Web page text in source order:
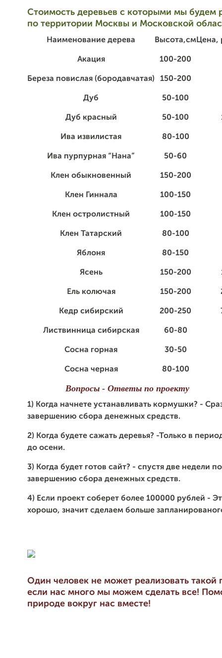
Стоимость деревьев с которыми мы будем
по территории Москвы и Московской
Наименование дерева Высота,см Цена,
Акация 100-200
Береза повислая (бородавчатая) 150-200
Дуб 50-100
Дуб красный 50-100
Ива извилистая 80-100
Ива пурпурная “Нана” 50-60
Клен обыкновенный 150-200
Клен Гиннала 100-150
Клен остролистный 100-150
Клен Татарский 80-100
Яблоня 80-150
Ясень 150-200
Ель колючая 150-200
Кедр сибирский 200-250
Листвинница сибирская 60-80
Сосна горная 30-50
Сосна черная 80-100
Вопросы - Ответы по проекту
1) Когда начнете устанавливать кормушки? -
завершению сбора денежных средств.
2) Когда будете сажать деревья? -Только в
до осени.
3) Когда будет готов сайт? - спустя две недели
завершению сбора денежных средств.
4) Если проект соберет более 100000 рублей -
хорошо, значит сделаем больше
Один человек не может реализовать такой
если нас много мы можем сделать все!
природе вокруг нас вместе!